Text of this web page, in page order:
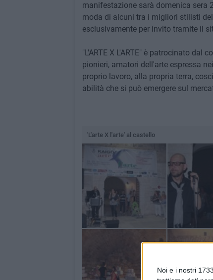
Noi e i nostri 1733
manifestazione sarà domenica sera
moda di alcuni tra i migliori stilisti
esclusivamente per invito tramite il
"L'ARTE X L'ARTE" è patrocinato dal
pionieri, amatori dell'arte espressa
proprio lavoro, alla propria terra,
abilità che si può emergere sul
'L'arte X l'arte' al castello